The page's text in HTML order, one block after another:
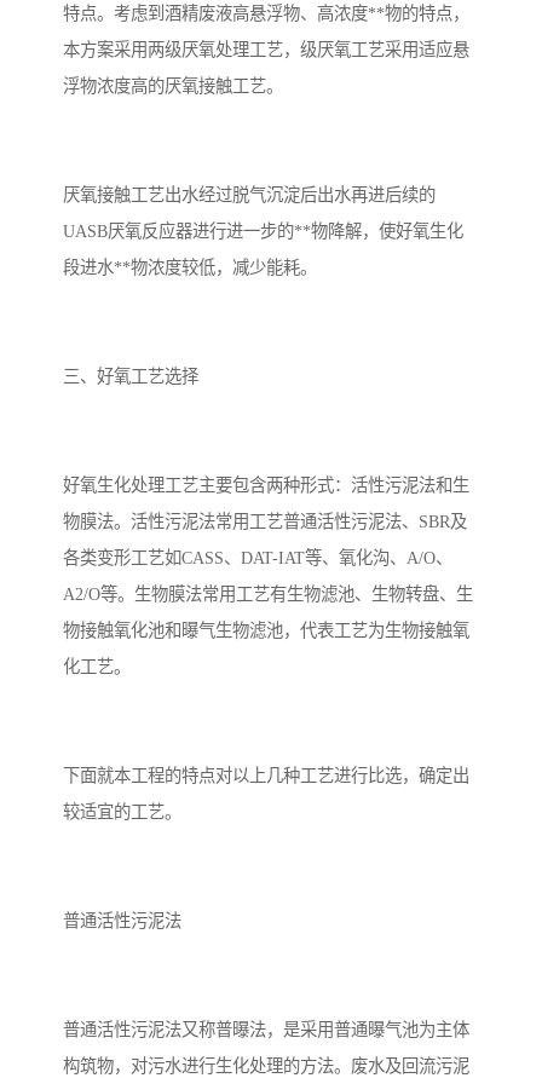
特点。考虑到酒精废液高悬浮物、高浓度**物的特点，
本方案采用两级厌氧处理工艺，级厌氧工艺采用适应悬
浮物浓度高的厌氧接触工艺。
厌氧接触工艺出水经过脱气沉淀后出水再进后续的
UASB厌氧反应器进行进一步的**物降解，使好氧生化
段进水**物浓度较低，减少能耗。
三、好氧工艺选择
好氧生化处理工艺主要包含两种形式：活性污泥法和生
物膜法。活性污泥法常用工艺普通活性污泥法、SBR及
各类变形工艺如CASS、DAT-IAT等、氧化沟、A/O、
A2/O等。生物膜法常用工艺有生物滤池、生物转盘、生
物接触氧化池和曝气生物滤池，代表工艺为生物接触氧
化工艺。
下面就本工程的特点对以上几种工艺进行比选，确定出
较适宜的工艺。
普通活性污泥法
普通活性污泥法又称普曝法，是采用普通曝气池为主体
构筑物，对污水进行生化处理的方法。废水及回流污泥
备
汽车污水处理设备 你猜生活污水处理设备
生活污水处理设备 医疗污水处理设备